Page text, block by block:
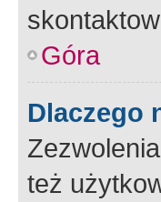
Góra
Dlaczego
też